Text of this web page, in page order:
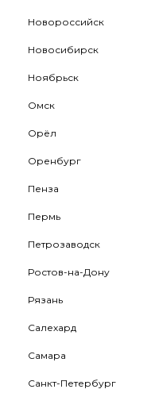
Новороссийск
Новосибирск
Ноябрьск
Омск
Орёл
Оренбург
Пенза
Пермь
Петрозаводск
Ростов-на-Дону
Рязань
Салехард
Самара
Санкт-Петербург